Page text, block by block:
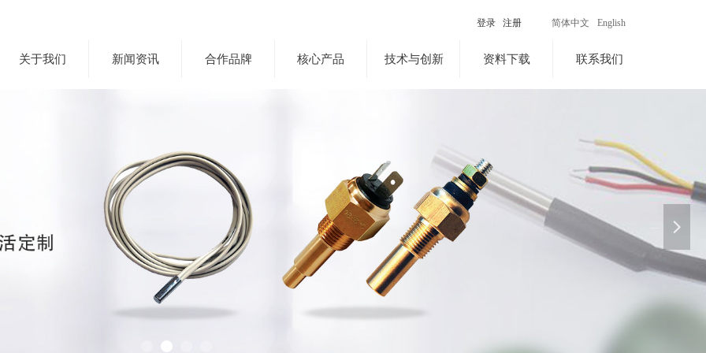
关于我们 新闻资讯 合作品牌 核心产品 技术与创新 资料下载 联系我们
넲
登录 注册 简体中文 English